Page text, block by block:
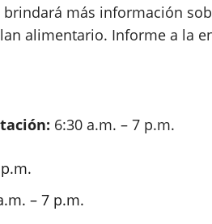
más información
alimentario. Informe a la
6:30 a.m. – 7 p.m.
– 7 p.m.